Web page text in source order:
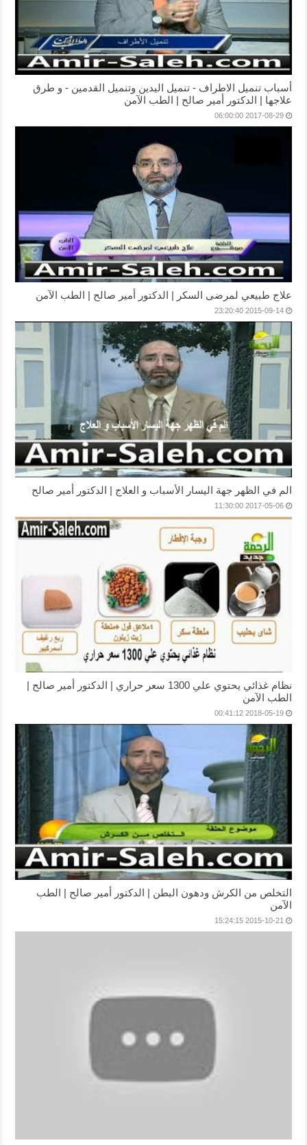
أسباب تنميل الاطراف - تنميل اليدين وتنميل القدمين - و طرق
علاجها | الدكتور أمير صالح | الطب الآمن
2017-08-29 06:00:00
علاج طبيعي لمرضى السكر | الدكتور أمير صالح | الطب الآمن
2015-09-14 23:20:40
الم في الظهر جهة اليسار الأسباب و العلاج | الدكتور أمير صالح
2017-05-06 11:30:00
نظام غذائي يحتوي علي 1300 سعر حراري | الدكتور أمير صالح |
الطب الآمن
2018-05-19 00:41:12
التخلص من الكرش ودهون البطن | الدكتور أمير صالح | الطب
الآمن
2015-10-21 15:24:15